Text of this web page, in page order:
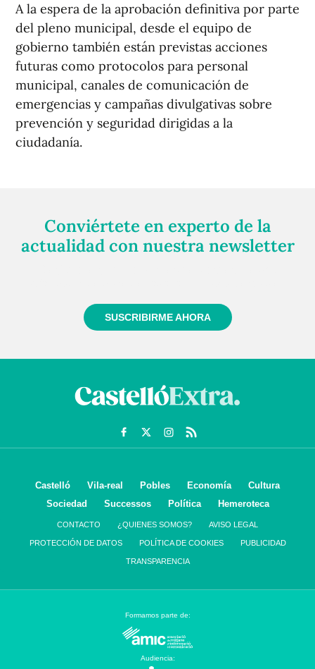
A la espera de la aprobación definitiva por parte
del pleno municipal, desde el equipo de
gobierno también están previstas acciones
futuras como protocolos para personal
municipal, canales de comunicación de
emergencias y campañas divulgativas sobre
prevención y seguridad dirigidas a la
ciudadanía.
Conviértete en experto de la
actualidad con nuestra newsletter
SUSCRIBIRME AHORA
Castelló Vila-real Pobles Economía
Cultura
Sociedad
Successos Política Hemeroteca
CONTACTO ¿QUIENES SOMOS? AVISO LEGAL
PROTECCIÓN DE DATOS POLÍTICA DE COOKIES PUBLICIDAD
TRANSPARENCIA
Formamos parte de:
Audiencia: